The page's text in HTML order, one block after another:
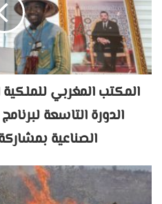
المكتب المغربي للملكية
الدورة التاسعة
الصناعية بمشاركة 14 دولة